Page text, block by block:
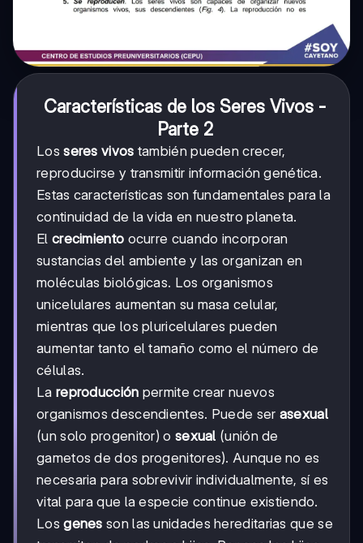
Características de los Seres Vivos -
Parte 2
Losseres vivos también pueden crecer,
reproducirse y transmitir información genética.
Estas características son fundamentales para la
continuidad de la vida en nuestro planeta.
El crecimiento ocurre cuando incorporan
sustancias del ambiente y las organizan en
moléculas biológicas. Los organismos
unicelulares aumentan su masa celular,
mientras que los pluricelulares pueden
aumentar tanto el tamaño como el número de
células.
La reproducción permite crear nuevos
organismos descendientes. Puede ser asexual
(un solo progenitor) o sexual (unión de
gametos de dos progenitores). Aunque no es
necesaria para sobrevivir individualmente, sí es
vital para que la especie continue existiendo.
Losgenes son las unidades hereditarias que se